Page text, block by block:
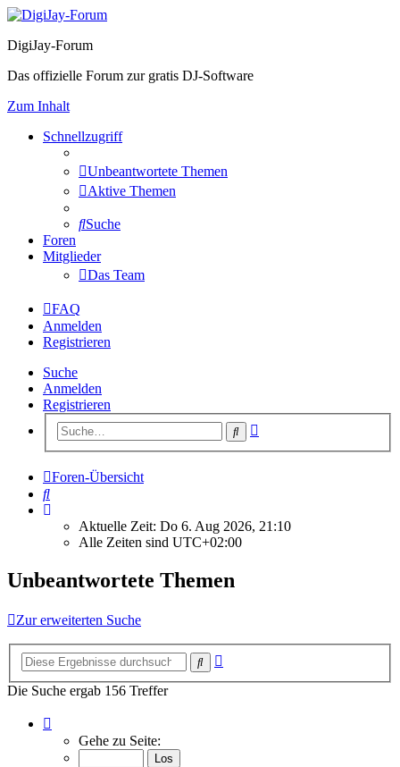
DigiJay-Forum
Das offizielle Forum zur gratis DJ-Software
Zum Inhalt
Schnellzugriff
Unbeantwortete Themen
Aktive Themen
Suche
Foren
Mitglieder
Das Team
FAQ
Anmelden
Registrieren
Suche
Anmelden
Registrieren
Suche
Foren-Übersicht
Suche
Aktuelle Zeit: Do 6. Aug 2026, 21:10
Alle Zeiten sind UTC+02:00
Unbeantwortete Themen
Zur erweiterten Suche
Suche
Die Suche ergab 156 Treffer
von
Gehe zu Seite: